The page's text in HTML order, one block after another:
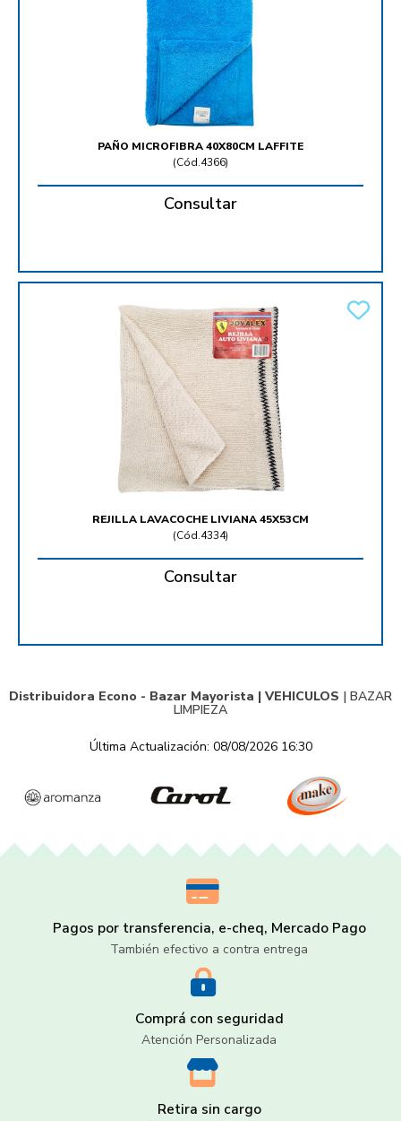
PAÑO MICROFIBRA 40X80CM LAFFITE
(Cód.4366)
Consultar
REJILLA LAVACOCHE LIVIANA 45X53CM
(Cód.4334)
Consultar
Distribuidora Econo - Bazar Mayorista | VEHICULOS | BAZAR
LIMPIEZA
Última Actualización: 08/08/2026 16:30
Pagos por transferencia, e-cheq, Mercado Pago
También efectivo a contra entrega
Comprá con seguridad
Atención Personalizada
Retira sin cargo